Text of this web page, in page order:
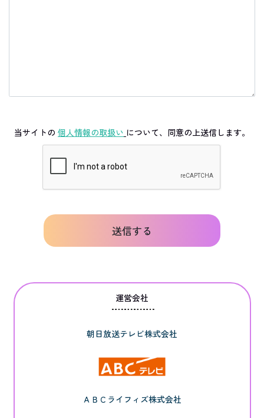
当サイトの 個人情報の取扱い について、同意の上送信します。
送信する
運営会社
朝日放送テレビ株式会社
ＡＢＣライフィズ株式会社